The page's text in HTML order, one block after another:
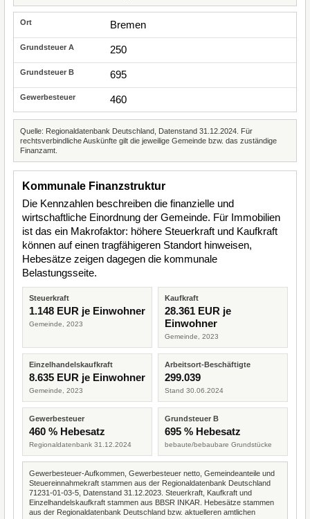
Bremen
250
695
460
Quelle: Regionaldatenbank Deutschland, Datenstand 31.12.2024. Für
rechtsverbindliche Auskünfte gilt die jeweilige Gemeinde bzw. das zuständige
Finanzamt.
Kommunale Finanzstruktur
Die Kennzahlen beschreiben die finanzielle und
wirtschaftliche Einordnung der Gemeinde. Für Immobilien
ist das ein Makrofaktor: höhere Steuerkraft und Kaufkraft
können auf einen tragfähigeren Standort hinweisen,
Hebesätze zeigen dagegen die kommunale
Belastungsseite.
Steuerkraft
1.148 EUR je Einwohner
Gemeinde, 2023
Kaufkraft
28.361 EUR je
Einwohner
Gemeinde, 2023
Einzelhandelskaufkraft
8.635 EUR je Einwohner
Gemeinde, 2023
Arbeitsort-Beschäftigte
299.039
Stand 30.06.2024
Gewerbesteuer
460 % Hebesatz
Regionaldatenbank 31.12.2024
Grundsteuer B
695 % Hebesatz
bebaute/bebaubare Grundstücke
Gewerbesteuer-Aufkommen, Gewerbesteuer netto, Gemeindeanteile und
Steuereinnahmekraft stammen aus der Regionaldatenbank Deutschland
71231-01-03-5, Datenstand 31.12.2023. Steuerkraft, Kaufkraft und
Einzelhandelskaufkraft stammen aus BBSR INKAR. Hebesätze stammen
aus der Regionaldatenbank Deutschland bzw. aktuelleren amtlichen